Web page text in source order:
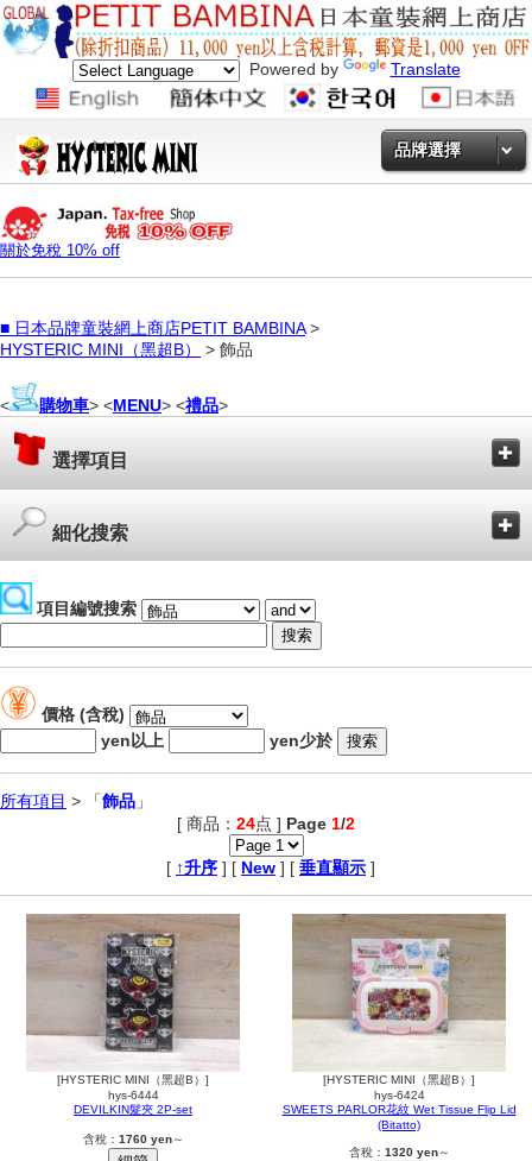
Powered by Translate
品牌選擇
關於免稅 10% off
■ 日本品牌童裝網上商店PETIT BAMBINA>
HYSTERIC MINI（黑超B）
> 飾品
< 購物車> <MENU> <禮品>
選擇項目
細化搜索
項目編號搜索
價格 (含稅)
yen以上
yen少於
所有項目 > 「飾品 」
[ 商品： 24点 ] Page 1/2
[ ↑升序 ] [ New ] [ 垂直顯示 ]
[HYSTERIC MINI（黑超B）]
hys-6444
DEVILKIN髮夾 2P-set
含稅： 1760 yen～
[HYSTERIC MINI（黑超B）]
hys-6424
SWEETS PARLOR花紋 Wet Tissue Flip Lid
(Bitatto)
含稅： 1320 yen～